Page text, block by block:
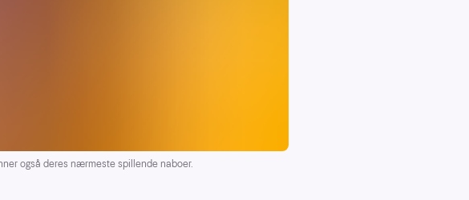
også deres nærmeste spillende naboer.